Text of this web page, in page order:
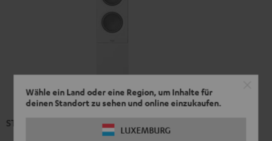
Wähle ein Land oder eine Region, um Inhalte für
deinen Standort zu sehen und online einzukaufen.
LUXEMBURG
STEREO L 2 Secondary Mk4 23 (Stk.)